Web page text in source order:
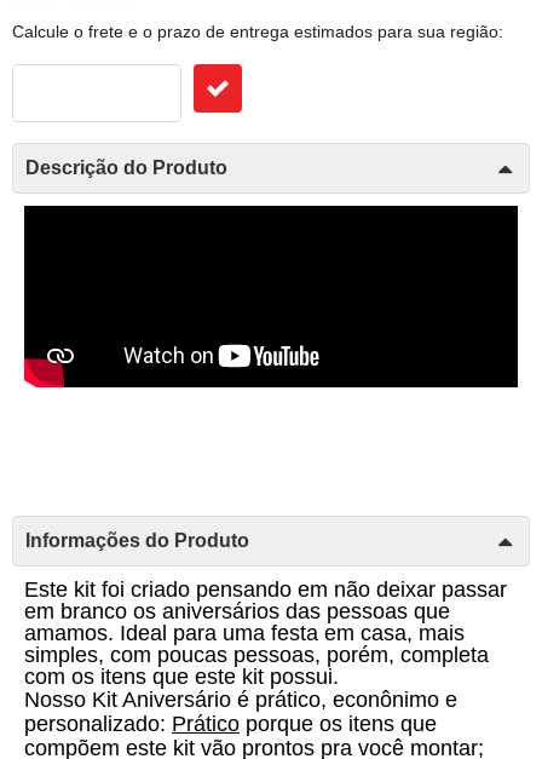
Calcule o frete e o prazo de entrega estimados para sua região:
Descrição do Produto
Informações do Produto
Este kit foi criado pensando em não deixar passar
em branco os aniversários das pessoas que
amamos. Ideal para uma festa em casa, mais
simples, com poucas pessoas, porém, completa
com os itens que este kit possui.
Nosso Kit Aniversário é prático, econônimo e
personalizado: Prático porque os itens que